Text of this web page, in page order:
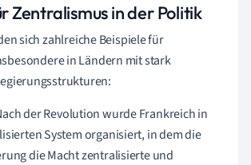
Zentralismus in der Politik
sich zahlreiche Beispiele für
in Ländern mit stark
der Revolution wurde Frankreich in
System organisiert, in dem die
die Macht zentralisierte und